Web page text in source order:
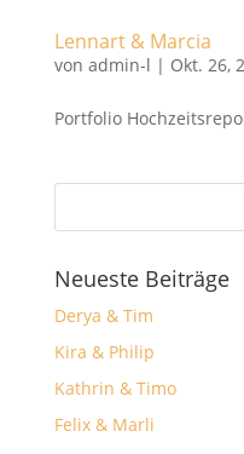
Lennart & Marcia
von admin-l | Okt. 26,
Portfolio
Neueste Beiträge
Derya & Tim
Kira & Philip
Kathrin & Timo
Felix & Marli